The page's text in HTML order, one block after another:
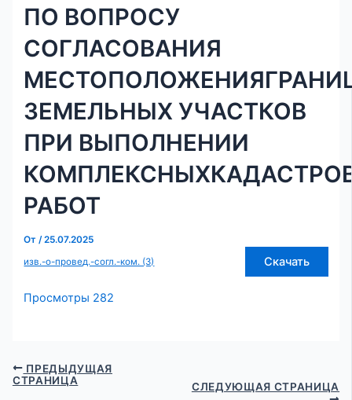
ПО ВОПРОСУ
СОГЛАСОВАНИЯ
ЗЕМЕЛЬНЫХ УЧАСТКОВ
ПРИ ВЫПОЛНЕНИИ
РАБОТ
От/25.07.2025
изв.-о-провед.-согл.-ком. (3)
Скачать
Просмотры 282
ПРЕДЫДУЩАЯ
СТРАНИЦА
СЛЕДУЮЩАЯ СТРАНИЦА